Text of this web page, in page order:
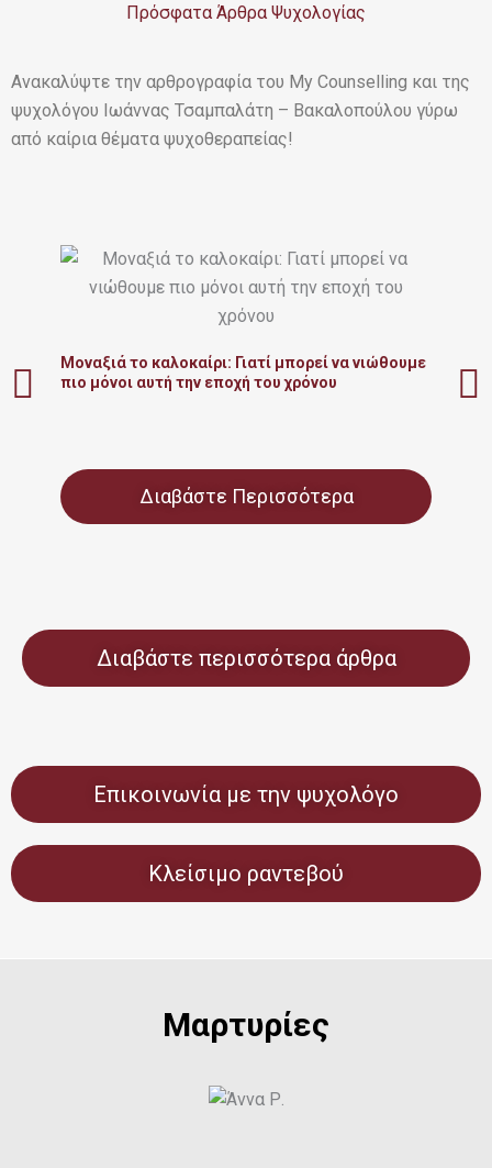
Πρόσφατα Άρθρα Ψυχολογίας
Ανακαλύψτε την αρθρογραφία του My Counselling και της
ψυχολόγου Ιωάννας Τσαμπαλάτη – Βακαλοπούλου γύρω
από καίρια θέματα ψυχοθεραπείας!
Μοναξιά το καλοκαίρι: Γιατί μπορεί να νιώθουμε
πιο μόνοι αυτή την εποχή του χρόνου
Διαβάστε Περισσότερα
Διαβάστε περισσότερα άρθρα
Επικοινωνία με την ψυχολόγο
Κλείσιμο ραντεβού
Μαρτυρίες